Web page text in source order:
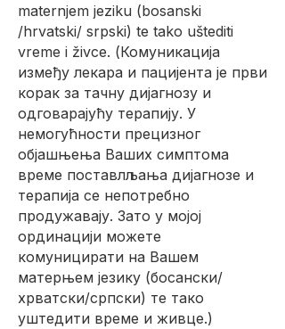
maternjem jeziku (bosanski
/hrvatski/ srpski) te tako uštediti
vreme i živce. (Комуникација
између лекара и пацијента је први
корак за тачну дијагнозу и
одговарајућу терапију. У
немогућности прецизног
објашњења Ваших симптома
време поставлљања дијагнозе и
терапија се непотребно
продужавају. Зато у мојој
ординацији можете
комуницирати на Вашем
матерњем језику (босански/
хрватски/српски) те тако
уштедити време и живце.)